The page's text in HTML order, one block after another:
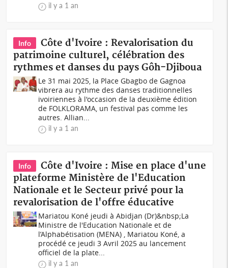
il y a 1 an
Info
Côte d'Ivoire : Revalorisation du
patrimoine culturel, célébration des
rythmes et danses du pays Gôh-Djiboua
Le 31 mai 2025, la Place Gbagbo de Gagnoa
vibrera au rythme des danses traditionnelles
ivoiriennes à l'occasion de la deuxième édition
de FOLKLORAMA, un festival pas comme les
autres. Allian...
il y a 1 an
Info
Côte d'Ivoire : Mise en place d'une
plateforme Ministère de l'Education
Nationale et le Secteur privé pour la
revalorisation de l'offre éducative
Mariatou Koné jeudi à Abidjan (Dr)&nbsp;La
Ministre de l'Education Nationale et de
l’Alphabétisation (MENA) , Mariatou Koné, a
procédé ce jeudi 3 Avril 2025 au lancement
officiel de la plate...
il y a 1 an